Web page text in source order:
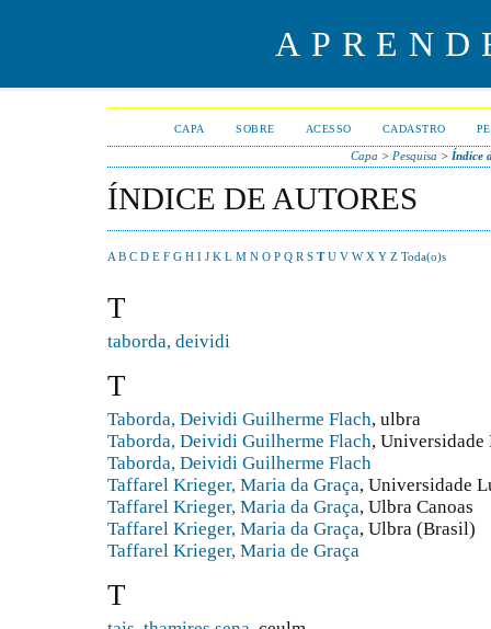
CAPA SOBRE ACESSO CADASTRO
Capa > Pesquisa > Índice
ÍNDICE DE AUTORES
A B C D E F G H I J K L M N O P Q R S T U V W X Y Z Toda(o)s
T
taborda, deividi
T
Taborda, Deividi Guilherme Flach, ulbra
Taborda, Deividi Guilherme Flach, Universidade
Taborda, Deividi Guilherme Flach
Taffarel Krieger, Maria da Graça, Universidade
Taffarel Krieger, Maria da Graça, Ulbra Canoas
Taffarel Krieger, Maria da Graça, Ulbra (Brasil)
Taffarel Krieger, Maria de Graça
T